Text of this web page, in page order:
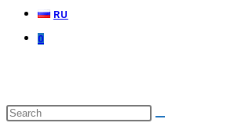
RU
0